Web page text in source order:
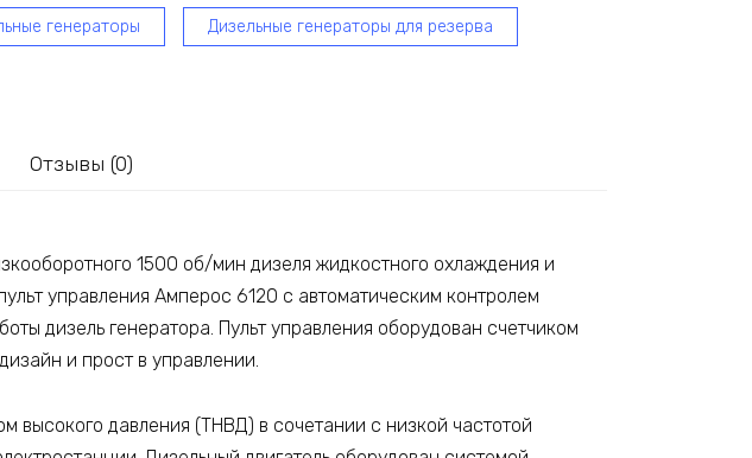
генераторы Дизельные генераторы для резерва
Отзывы (0)
1500 об/мин дизеля жидкостного охлаждения и
управления Амперос 6120 с автоматическим контролем
дизель генератора. Пульт управления оборудован счетчиком
и прост в управлении.
высокого давления (ТНВД) в сочетании с низкой частотой